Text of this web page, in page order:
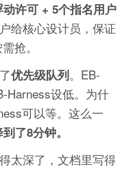
动许可 + 5个指名用户
给核心设计员，保证
抢。
优先级队列。EB-
Harness设低。为什
可以等。这么一
了8分钟。
太深了，文档里写得